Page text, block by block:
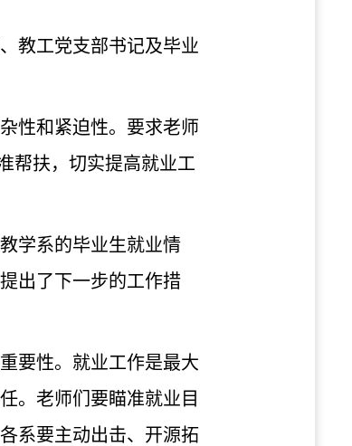
教工党支部书记及毕业
性和紧迫性。要求老师
帮扶，切实提高就业工
学系的毕业生就业情
出了下一步的工作措
要性。就业工作是最大
。老师们要瞄准就业目
系要主动出击、开源拓